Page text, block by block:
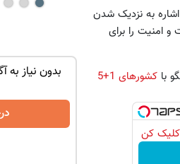
اشاره به نزدیک شدن
امنیت را برای
با کشورهای 1+5
کلیک کن
یکبار مراجعه فروخته
فروش
بدون نیاز به